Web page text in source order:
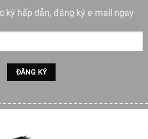
kỳ hấp dẫn, đăng ký e-mail ngay